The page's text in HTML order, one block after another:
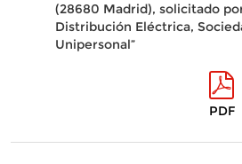
(28680 Madrid), solicitado
Distribución Eléctrica,
Unipersonal”
PDF